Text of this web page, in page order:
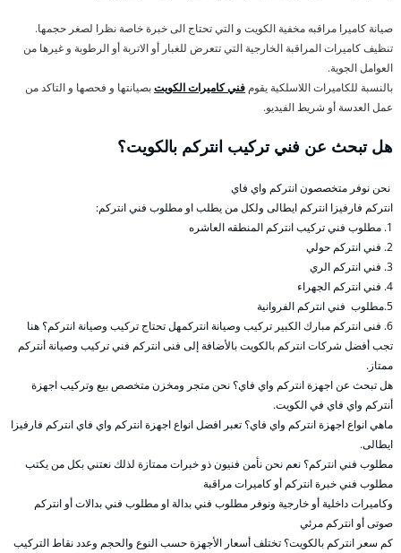
صيانة كاميرا مراقبه مخفية الكويت و التي تحتاج الى خبرة خاصة نظرا لصغر حجمها.
تنظيف كاميرات المراقبة الخارجية التي تتعرض للغبار أو الاتربة أو الرطوبة و غيرها من
العوامل الجوية.
بالنسبة للكاميرات اللاسلكية يقوم فني كاميرات الكويتبصيانتها و فحصها و التاكد من
عمل العدسة أو شريط الفيديو.
هل تبحث عن فني تركيب انتركم بالكويت؟
نحن نوفر متخصصون انتركم واي فاي
انتركم فارفيزا انتركم ايطالى ولكل من يطلب او مطلوب فني انتركم:
1. مطلوب فني تركيب انتركم المنطقه العاشره
2. فني انتركم حولي
3. فني انتركم الري
4. فني انتركم الجهراء
5.مطلوب فني انتركم الفروانية
6. فنى انتركم مبارك الكبير تركيب وصيانة انتركمهل تحتاج تركيب وصيانة انتركم؟ هنا
تجب أفضل شركات انتركم بالكويت بالأضافة إلى فنى انتركم فني تركيب وصيانة أنتركم
ممتاز.
هل تبحث عن اجهزة انتركم واي فاي؟ نحن متجر ومخزن متخصص بيع وتركيب اجهزة
أنتركم واي فاي في الكويت.
ماهي انواع اجهزة انتركم واي فاي؟ تعبر افضل انواع اجهزة انتركم واي فاي انتركم فارفيزا
ايطالى.
مطلوب فني انتركم؟ نعم نحن نأمن فنيون ذو خبرات ممتازة لذلك نعتني بكل من يكتب
مطلوب فني خبرة انتركم أو كاميرات مراقبة
وكاميرات داخلية أو خارجية ونوفر مطلوب فني بدالة او مطلوب فني بدالات أو انتركم
صوتى أو انتركم مرئي
كم سعر انتركم بالكويت؟ تختلف أسعار الأجهزة حسب النوع والحجم وعدد نقاط التركيب